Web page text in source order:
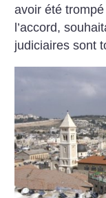
avoir été
l’accord,
judiciaires sont